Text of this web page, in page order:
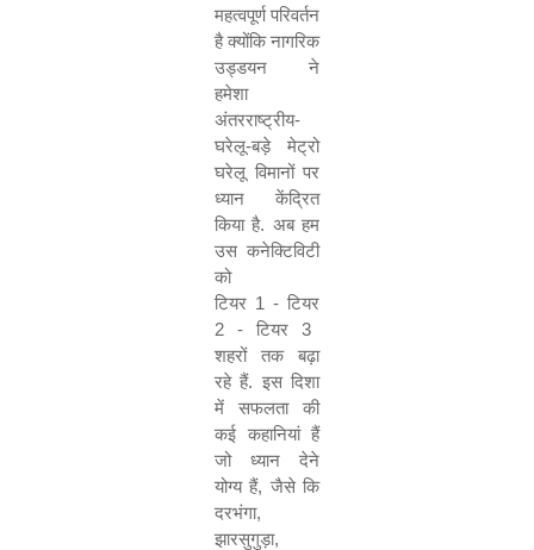
महत्वपूर्ण परिवर्तन
है क्योंकि नागरिक
उड्डयन
ने
हमेशा
अंतरराष्ट्रीय-
घरेलू-बड़े
मेट्रो
घरेलू विमानों पर
ध्यान
केंद्रित
किया है. अब हम
उस कनेक्टिविटी
को
टियर 1 - टियर
2 - टियर 3
शहरों
तक
बढ़ा
रहे हैं. इस दिशा
में
सफलता
की
कई कहानियां हैं
जो
ध्यान
देने
योग्य हैं, जैसे कि
दरभंगा,
झारसुगुड़ा,